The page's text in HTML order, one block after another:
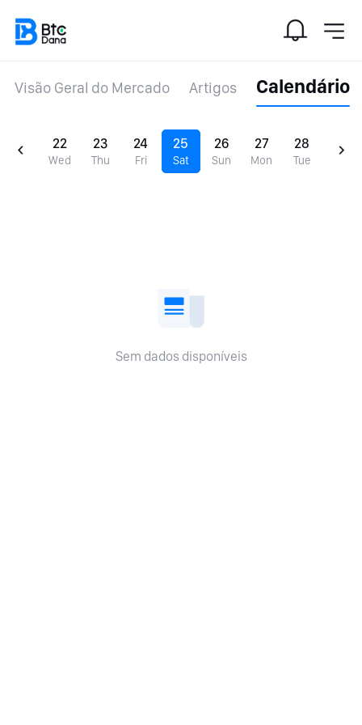
Visão Geral do Mercado Artigos Calendário
22
Wed
23
Thu
24
Fri
25
Sat
26
Sun
27
Mon
28
Tue
Sem dados disponíveis